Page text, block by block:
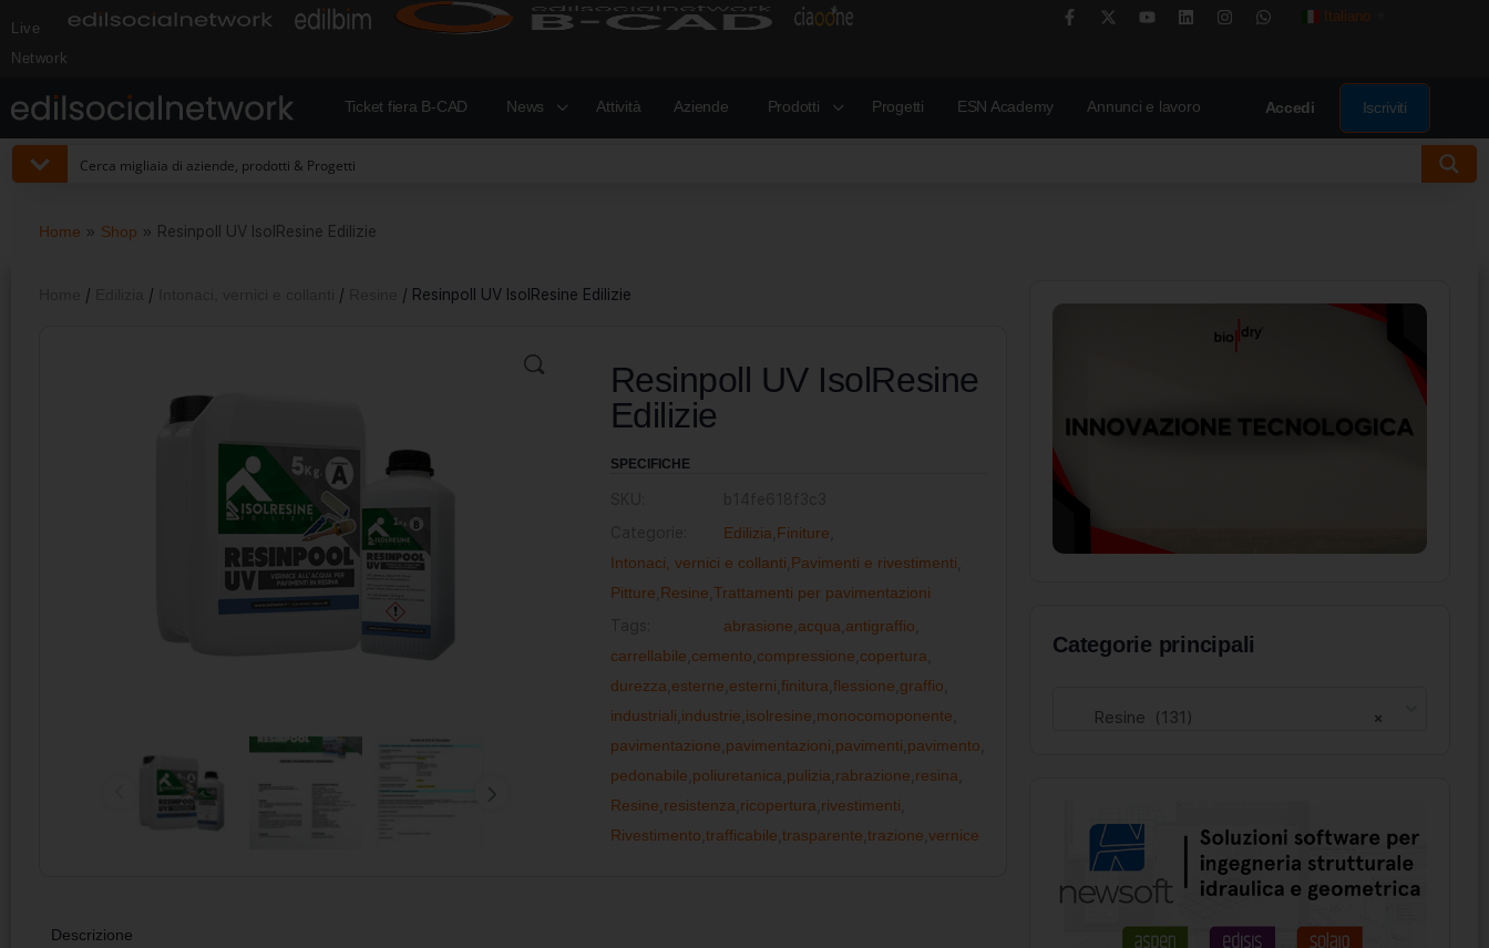
Live
Network
Italiano
Ticket fiera B-CAD News Attività Aziende Prodotti Progetti ESN Academy Annunci e lavoro Accedi Iscriviti
Home » Shop » Resinpoll UV IsolResine Edilizie
/ / / / Resinpoll UV IsolResine Edilizie
Resinpoll UV IsolResine
Edilizie
SPECIFICHE
Edilizia Finiture
Intonaci, vernici e collanti Pavimenti e rivestimenti
Pitture Resine Trattamenti per pavimentazioni
abrasione acqua antigraffio
carrellabile cemento compressione copertura
durezza esterne esterni finitura flessione graffio
industriali industrie isolresine monocomoponente
pavimentazione pavimentazioni pavimenti pavimento
pedonabile poliuretanica pulizia rabrazione resina
Resine resistenza ricopertura rivestimenti
Rivestimento trafficabile trasparente trazione vernice
Descrizione
Categorie principali
×
Resine (131)